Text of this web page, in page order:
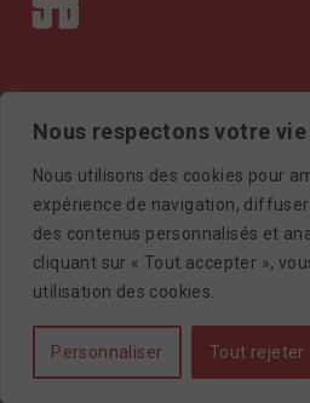
Nous respectons votre
Nous utilisons des cookies pour
expérience de navigation,
des contenus personnalisés et
cliquant sur « Tout accepter »,
utilisation des cookies.
Personnaliser Tout rejeter
Certificat ISO9001
©SAIMONBROS / POWERED BY